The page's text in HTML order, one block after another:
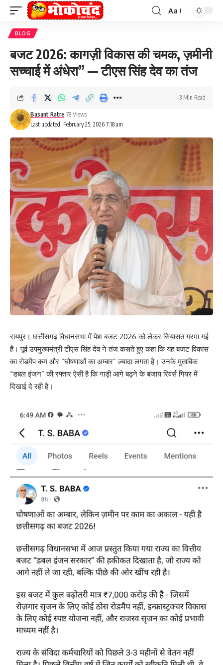
Font
Aa
BLOG
बजट 2026: कागज़ी विकास की चमक, ज़मीनी
सच्चाई में अंधेरा” — टीएस सिंह देव का तंज
Last updated: February 25, 2026 7:18 am
Basant Ratre 78 Views
3 Min Read
रायपुर। छत्तीसगढ़ विधानसभा में पेश बजट 2026 को लेकर सियासत गरमा गई
है। पूर्व उपमुख्यमंत्री टीएस सिंह देव ने तंज कसते हुए कहा कि यह बजट विकास
का रोडमैप कम और “घोषणाओं का अम्बार” ज़्यादा लगता है। उनके मुताबिक
“डबल इंजन” की रफ्तार ऐसी है कि गाड़ी आगे बढ़ने के बजाय रिवर्स गियर में
दिखाई दे रही है।